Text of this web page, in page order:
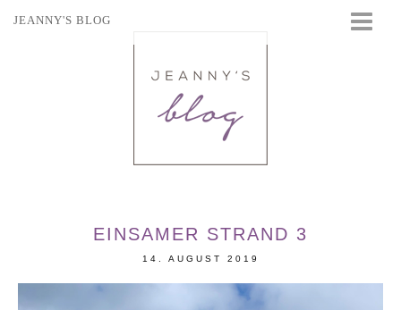
JEANNY'S BLOG
EINSAMER STRAND 3
14. AUGUST 2019